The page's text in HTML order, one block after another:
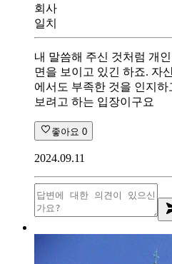
회사
일치
내 말씀해 주신 것처럼 개
면을 보이고 있긴 하죠. 자
에서도 부족한 것을 인지
보려고 하는 입장이구요
좋아요 0
2024.09.11